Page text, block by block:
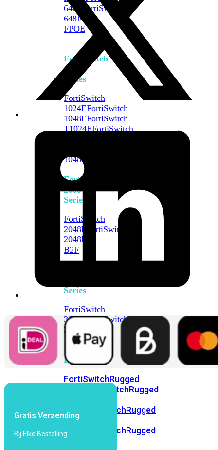
648F
FortiSwitch
648F-
FPOE
FortiSwitch
1000
Series
FortiSwitch
1024EFortiSwitch
1048EFortiSwitch
T1024EFortiSwitch
1048G
FortiSwitch
2000
Series
FortiSwitch
2048F
FortiSwitch
2048F-
B2F
Series
FortiSwitch
3032EFortiSwitch
3032G
FortiSwitch
Ruggedized
FortiSwitchRugged
FortiSwitchRugged
FortiSwitchRugged
216F-
POE
FortiSwitchRugged
424F-
Gratis Verzending
Bij Elke Bestelling